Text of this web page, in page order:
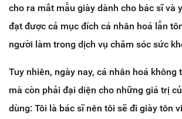
cho ra mắt mẫu giày dành cho bác sĩ và
đạt được cả mục đích cá nhân hoá lẫn
người làm trong dịch vụ chăm sóc sức
Tuy nhiên, ngày nay, cá nhân hoá không
mà còn phải đại diện cho những giá trị
dùng: Tôi là bác sĩ nên tôi sẽ đi giày tôn